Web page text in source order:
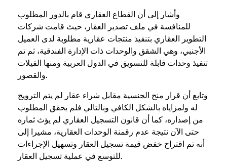
وأشار إلى أن القطاع العقاري قام بالدور المطلوب
للمنافسة في ملف تصدير العقار، حيث قامت شركات
التطوير العقاري بتنفيذ منتجات عقارية مطلوبة لدى العميل
الأجنبي، وهي الشقق والوحدات ذات الإدارة الفندقية، ثم تم
تنفيذ وحدات قابلة للتسويق في الدول العربية ومنها الفيلات
والقصور.
وتابع أن قرار منح الجنسية مقابل شراء عقار لم يتم الترويج
له ولمزاياه بالشكل الكافي وبالتالي فلم يحقق المطلوب
من إصداره، كما أن قانون التسجيل العقاري لم يؤث ثماره
حتى الآن نتيجة عدم رقمنة الوحدات العقارية، مشيرا إلى
أنه تم اقتراح خفض قيمة تسجيل العقار وتسهيل الإجراءات
للتوسع في عملية تسجيل العقار.